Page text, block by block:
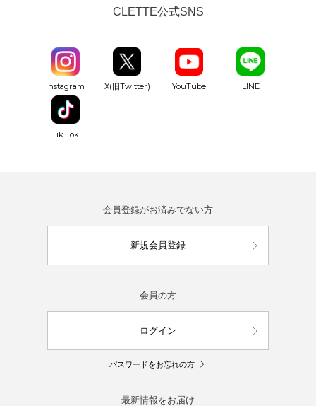
CLETTE公式SNS
Instagram X(旧Twitter) YouTube LINE
Tik Tok
会員登録がお済みでない方
新規会員登録
会員の方
ログイン
パスワードをお忘れの方
最新情報をお届け